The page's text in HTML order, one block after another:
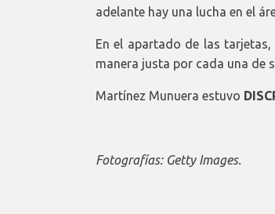
adelante hay una lucha en el
En el apartado de las
manera justa por cada una de
Martínez Munuera estuvo
Fotografías: Getty Images.